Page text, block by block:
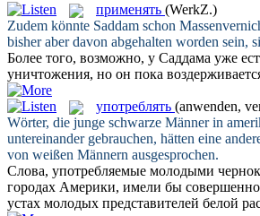
применять (WerkZ.)
Zudem könnte Saddam schon
bisher aber davon abgehalten worden sein,
Более того, возможно, у Саддама уже
уничтожения, но он пока
употреблять (anwenden,
Wörter, die junge schwarze Männer in
untereinander gebrauchen, hätten eine
von weißen Männern ausgesprochen.
Слова, употребляемые молодыми
городах Америки, имели бы совершенно
устах молодых представителей белой